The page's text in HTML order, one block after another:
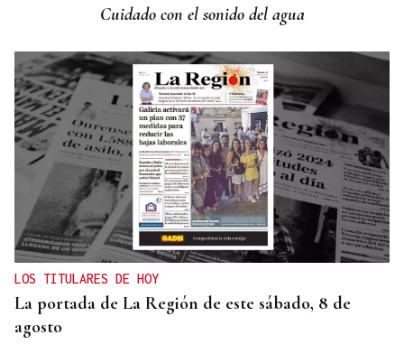
Cuidado con el sonido del agua
LOS TITULARES DE HOY
La portada de La Región de este sábado, 8 de
agosto